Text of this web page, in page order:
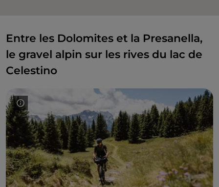
Entre les Dolomites et la Presanella,
le gravel alpin sur les rives du lac de
Celestino